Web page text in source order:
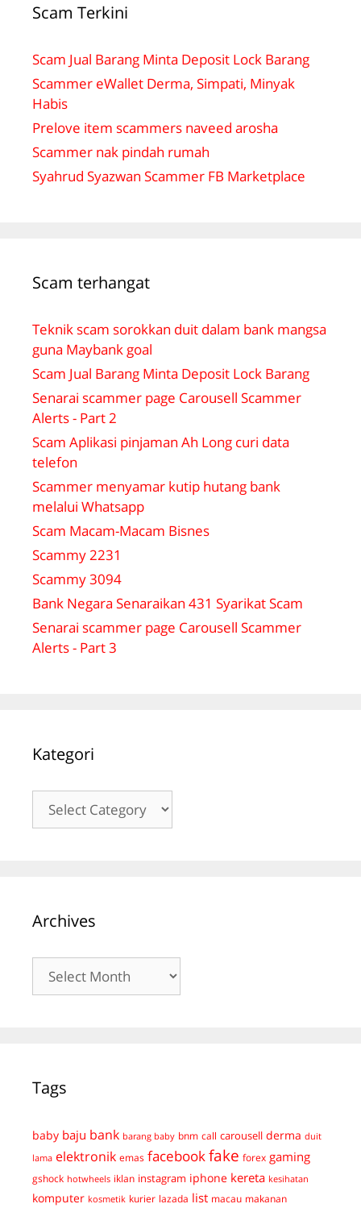
Scam Terkini
Scam Jual Barang Minta Deposit Lock Barang
Scammer eWallet Derma, Simpati, Minyak
Habis
Prelove item scammers naveed arosha
Scammer nak pindah rumah
Syahrud Syazwan Scammer FB Marketplace
Scam terhangat
Teknik scam sorokkan duit dalam bank mangsa
guna Maybank goal
Scam Jual Barang Minta Deposit Lock Barang
Senarai scammer page Carousell Scammer
Alerts - Part 2
Scam Aplikasi pinjaman Ah Long curi data
telefon
Scammer menyamar kutip hutang bank
melalui Whatsapp
Scam Macam-Macam Bisnes
Scammy 2231
Scammy 3094
Bank Negara Senaraikan 431 Syarikat Scam
Senarai scammer page Carousell Scammer
Alerts - Part 3
Kategori
Archives
Tags
baby baju bank barang baby bnm call carousell derma duit
lama elektronik emas facebook fake forex gaming
gshock hotwheels iklan instagram iphone kereta kesihatan
komputer kosmetik kurier lazada list macau makanan